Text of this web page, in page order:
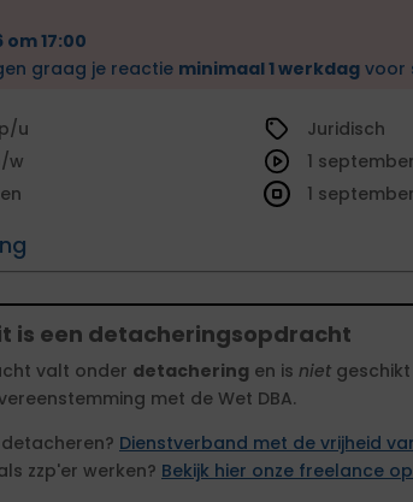
om 17:00
graag je reactie minimaal 1 werkdag voor
Juridisch
1
1
is een detacheringsopdracht
valt onder detachering en is niet
met de Wet DBA.
Dienstverband met de vrijheid
zzp'er werken? Bekijk hier onze freelance